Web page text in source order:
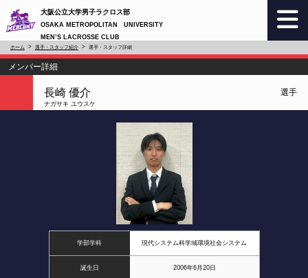
大阪公立大学男子ラクロス部
OSAKA METROPOLITAN UNIVERSITY
MEN’S LACROSSE CLUB
ホーム 選手・スタッフ紹介 選手・スタッフ詳細
メンバー詳細
長崎 優介
ナガサキ ユウスケ
選手
学部学科 現代システム科学域環境社会システム
誕生日 2006年6月20日